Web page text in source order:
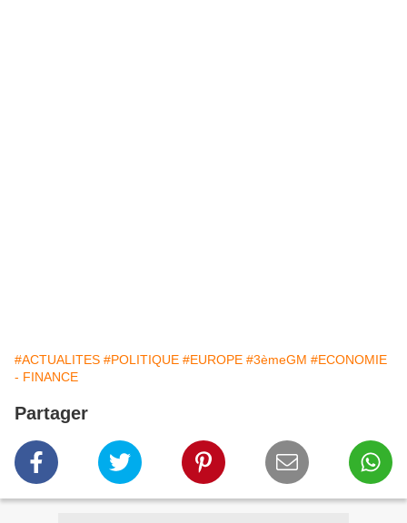
#ACTUALITES #POLITIQUE #EUROPE #3èmeGM #ECONOMIE
- FINANCE
Partager